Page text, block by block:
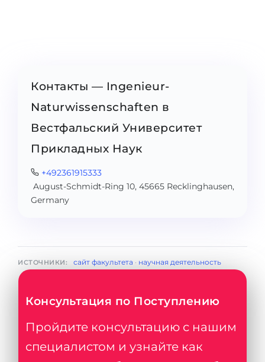
Контакты — Ingenieur-
Naturwissenschaften в
Вестфальский Университет
Прикладных Наук
+492361915333
August-Schmidt-Ring 10, 45665 Recklinghausen,
Germany
ИСТОЧНИКИ: сайт факультета · научная деятельность
Консультация по Поступлению
Пройдите консультацию с нашим
специалистом и узнайте как